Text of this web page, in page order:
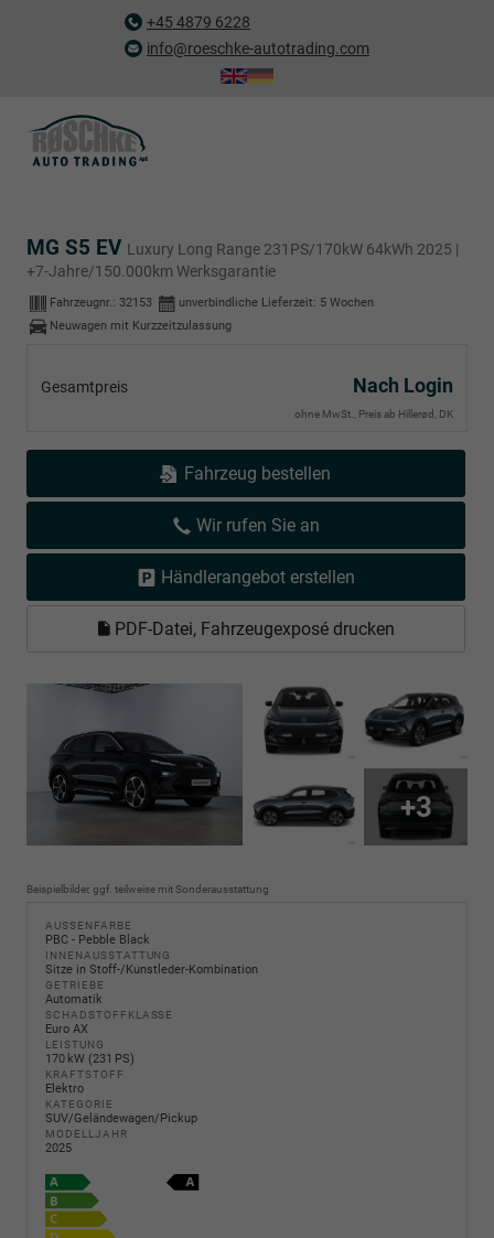
+45 4879 6228
info@roeschke-autotrading.com
MG S5 EV Luxury Long Range 231PS/170kW 64kWh 2025 |
+7-Jahre/150.000km Werksgarantie
Fahrzeugnr.: 32153 unverbindliche Lieferzeit: 5 Wochen
Neuwagen mit Kurzzeitzulassung
Gesamtpreis Nach Login
ohne MwSt., Preis ab Hillerød, DK
Fahrzeug bestellen
Wir rufen Sie an
Händlerangebot erstellen
PDF-Datei, Fahrzeugexposé drucken
+3
Beispielbilder, ggf. teilweise mit Sonderausstattung
AUSSENFARBE
PBC - Pebble Black
INNENAUSSTATTUNG
Sitze in Stoff-/Kunstleder-Kombination
GETRIEBE
Automatik
SCHADSTOFFKLASSE
Euro AX
LEISTUNG
170 kW (231 PS)
KRAFTSTOFF
Elektro
KATEGORIE
SUV/Geländewagen/Pickup
MODELLJAHR
2025